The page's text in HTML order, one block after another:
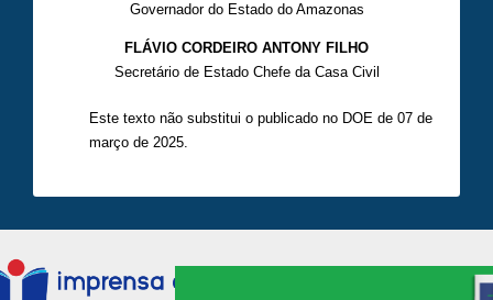
Governador do Estado do Amazonas
FLÁVIO CORDEIRO ANTONY FILHO
Secretário de Estado Chefe da Casa Civil
Este texto não substitui o publicado no DOE de 07 de
março de 2025.